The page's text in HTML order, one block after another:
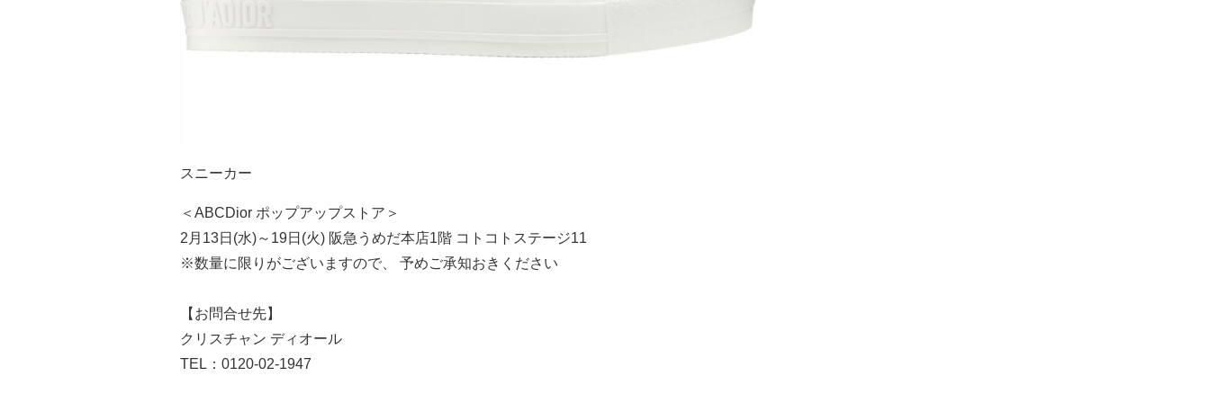
スニーカー
＜ABCDior ポップアップストア＞
2月13日(水)～19日(火) 阪急うめだ本店1階 コトコトステージ11
※数量に限りがございますので、 予めご承知おきください
【お問合せ先】
クリスチャン ディオール
TEL：0120-02-1947